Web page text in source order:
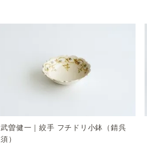
武曽健一｜絞手 フチドリ小鉢（錆呉
須）